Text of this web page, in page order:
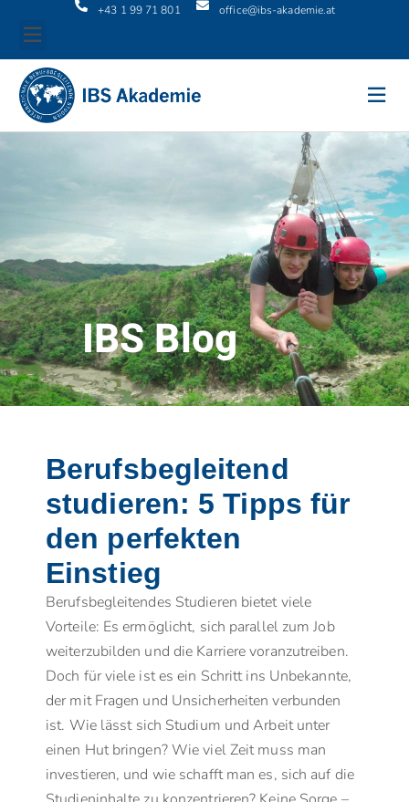
+43 1 99 71 801 office@ibs-akademie.at
IBS Blog
Berufsbegleitend
studieren: 5 Tipps für
den perfekten
Einstieg
Berufsbegleitendes Studieren bietet viele
Vorteile: Es ermöglicht, sich parallel zum Job
weiterzubilden und die Karriere voranzutreiben.
Doch für viele ist es ein Schritt ins Unbekannte,
der mit Fragen und Unsicherheiten verbunden
ist. Wie lässt sich Studium und Arbeit unter
einen Hut bringen? Wie viel Zeit muss man
investieren, und wie schafft man es, sich auf die